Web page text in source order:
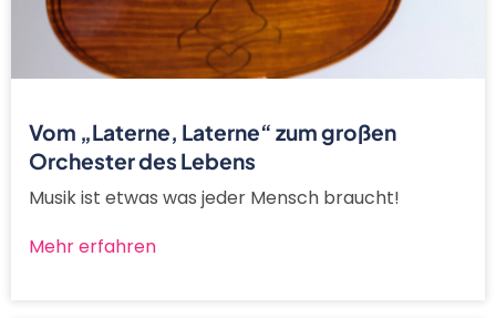
Vom „Laterne, Laterne“ zum großen
Orchester des Lebens
Musik ist etwas was jeder Mensch braucht!
Mehr erfahren